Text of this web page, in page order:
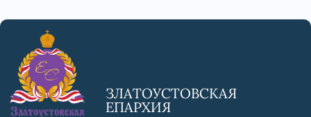
ЗЛАТОУСТОВСКАЯ
ЕПАРХИЯ